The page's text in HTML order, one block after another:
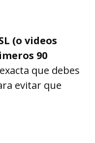
(o videos
90
que debes
evitar que